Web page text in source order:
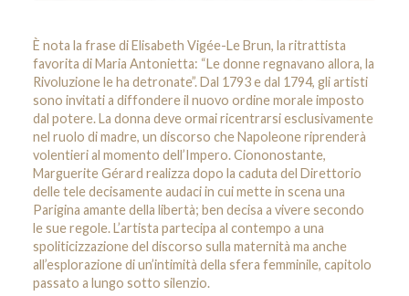
È nota la frase di Elisabeth Vigée-Le Brun, la ritrattista
favorita di Maria Antonietta: “Le donne regnavano allora, la
Rivoluzione le ha detronate”. Dal 1793 e dal 1794, gli artisti
sono invitati a diffondere il nuovo ordine morale imposto
dal potere. La donna deve ormai ricentrarsi esclusivamente
nel ruolo di madre, un discorso che Napoleone riprenderà
volentieri al momento dell’Impero. Ciononostante,
Marguerite Gérard realizza dopo la caduta del Direttorio
delle tele decisamente audaci in cui mette in scena una
Parigina amante della libertà; ben decisa a vivere secondo
le sue regole. L’artista partecipa al contempo a una
spoliticizzazione del discorso sulla maternità ma anche
all’esplorazione di un’intimità della sfera femminile, capitolo
passato a lungo sotto silenzio.